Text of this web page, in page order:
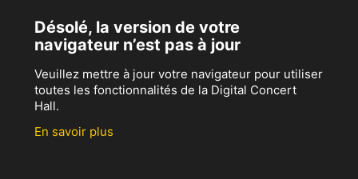
Désolé, la version de votre
navigateur n’est pas à jour
Veuillez mettre à jour votre navigateur pour utiliser
toutes les fonctionnalités de la Digital Concert
Hall.
En savoir plus